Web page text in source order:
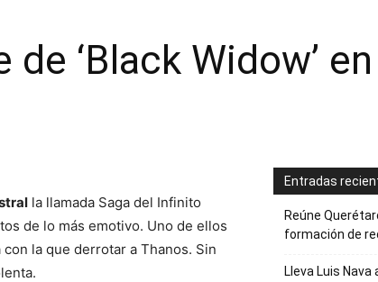
‘Black Widow’ en
la llamada Saga del Infinito
de lo más emotivo. Uno de ellos
la que derrotar a Thanos. Sin
Entradas
Reúne
formación de
Lleva Luis